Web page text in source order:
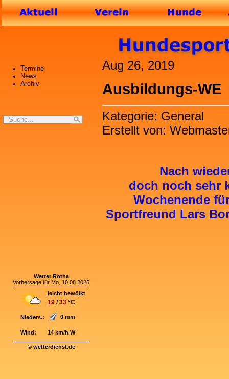
Termine
News
Archiv
Aug 26, 2019
Ausbildungs-WE
Kategorie: General
Erstellt von:
Nach
doch noch
Wochenende
Sportfreund
Wetter Rötha
Vorhersage für Mo, 10.08.2026
leicht bewölkt
19 /33 °C
Nieders.: 0 mm
Wind: 14 km/h W
© wetterdienst.de